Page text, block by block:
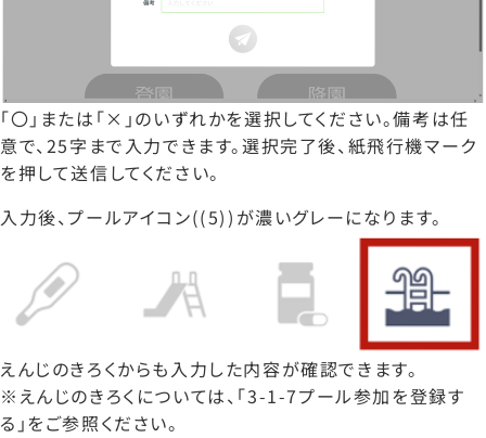
「〇」または「×」のいずれかを選択してください。備考は任
意で、25字まで入力できます。選択完了後、紙飛行機マーク
を押して送信してください。
入力後、プールアイコン((5))が濃いグレーになります。
えんじのきろくからも入力した内容が確認できます。
※えんじのきろくについては、「3-1-7プール参加を登録す
る」をご参照ください。